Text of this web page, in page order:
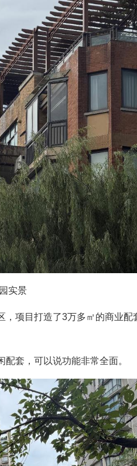
实景
项目打造了3万多㎡的商业
套，可以说功能非常全面。